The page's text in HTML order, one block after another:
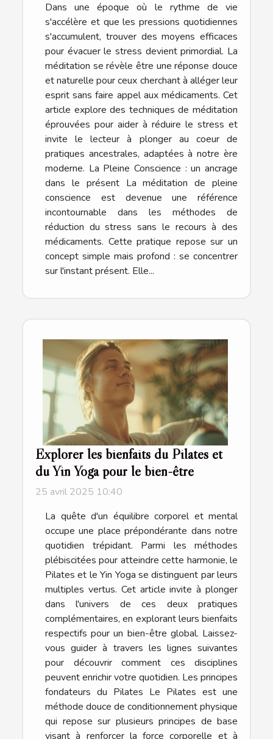
Dans une époque où le rythme de vie
s'accélère et que les pressions quotidiennes
s'accumulent, trouver des moyens efficaces
pour évacuer le stress devient primordial. La
méditation se révèle être une réponse douce
et naturelle pour ceux cherchant à alléger leur
esprit sans faire appel aux médicaments. Cet
article explore des techniques de méditation
éprouvées pour aider à réduire le stress et
invite le lecteur à plonger au coeur de
pratiques ancestrales, adaptées à notre ère
moderne. La Pleine Conscience : un ancrage
dans le présent La méditation de pleine
conscience est devenue une référence
incontournable dans les méthodes de
réduction du stress sans le recours à des
médicaments. Cette pratique repose sur un
concept simple mais profond : se concentrer
sur l'instant présent. Elle...
Explorer les bienfaits du Pilates et
du Yin Yoga pour le bien-être
25 avril 2025 10:40
La quête d'un équilibre corporel et mental
occupe une place prépondérante dans notre
quotidien trépidant. Parmi les méthodes
plébiscitées pour atteindre cette harmonie, le
Pilates et le Yin Yoga se distinguent par leurs
multiples vertus. Cet article invite à plonger
dans l'univers de ces deux pratiques
complémentaires, en explorant leurs bienfaits
respectifs pour un bien-être global. Laissez-
vous guider à travers les lignes suivantes
pour découvrir comment ces disciplines
peuvent enrichir votre quotidien. Les principes
fondateurs du Pilates Le Pilates est une
méthode douce de conditionnement physique
qui repose sur plusieurs principes de base
visant à renforcer la force corporelle et à